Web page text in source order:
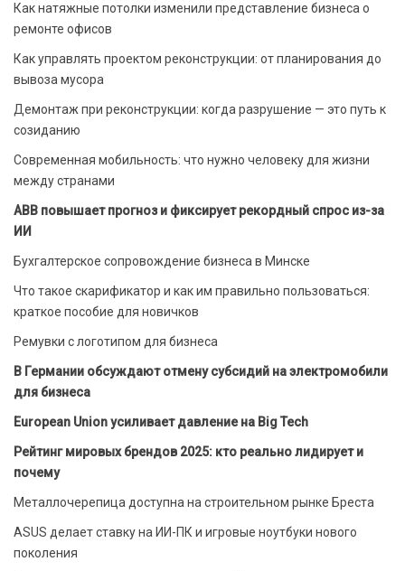
Как натяжные потолки изменили представление бизнеса о
ремонте офисов
Как управлять проектом реконструкции: от планирования до
вывоза мусора
Демонтаж при реконструкции: когда разрушение — это путь к
созиданию
Современная мобильность: что нужно человеку для жизни
между странами
ABB повышает прогноз и фиксирует рекордный спрос из-за
ИИ
Бухгалтерское сопровождение бизнеса в Минске
Что такое скарификатор и как им правильно пользоваться:
краткое пособие для новичков
Ремувки с логотипом для бизнеса
В Германии обсуждают отмену субсидий на электромобили
для бизнеса
European Union усиливает давление на Big Tech
Рейтинг мировых брендов 2025: кто реально лидирует и
почему
Металлочерепица доступна на строительном рынке Бреста
ASUS делает ставку на ИИ-ПК и игровые ноутбуки нового
поколения